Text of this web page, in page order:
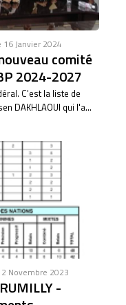
Janvier 2024
comité
2024-2027
C'est la liste de
DAKHLAOUI qui l'a...
Novembre 2023
-